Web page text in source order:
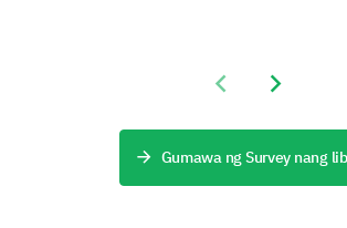
distance learning program.
Previous slide
Next slide
Gumawa ng Survey nang